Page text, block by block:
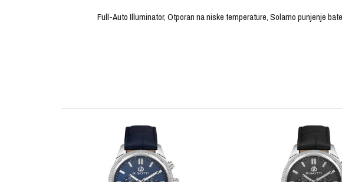
Full-Auto Illuminator, Otporan na niske temperature, Solarno punjenje